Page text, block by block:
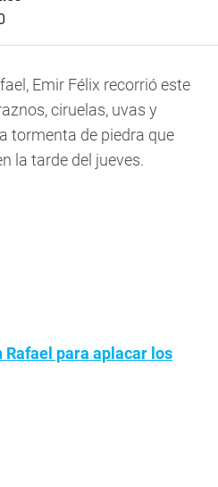
Emir Félix recorrió este
ciruelas, uvas y
tormenta de piedra que
la tarde del jueves.
Rafael para aplacar los